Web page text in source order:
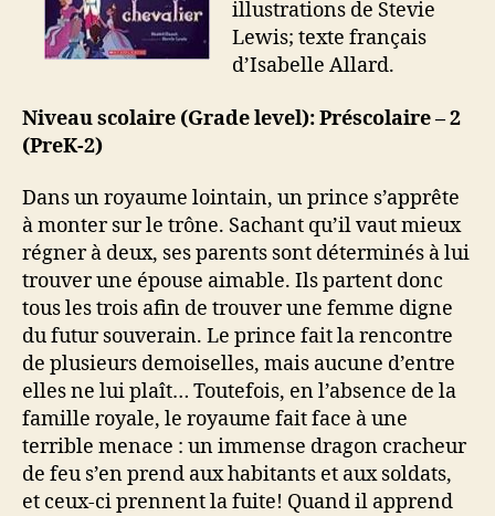
illustrations de Stevie
Lewis; texte français
d’Isabelle Allard.
Niveau scolaire (Grade level): Préscolaire – 2
(PreK-2)
Dans un royaume lointain, un prince s’apprête
à monter sur le trône. Sachant qu’il vaut mieux
régner à deux, ses parents sont déterminés à lui
trouver une épouse aimable. Ils partent donc
tous les trois afin de trouver une femme digne
du futur souverain. Le prince fait la rencontre
de plusieurs demoiselles, mais aucune d’entre
elles ne lui plaît… Toutefois, en l’absence de la
famille royale, le royaume fait face à une
terrible menace : un immense dragon cracheur
de feu s’en prend aux habitants et aux soldats,
et ceux-ci prennent la fuite! Quand il apprend